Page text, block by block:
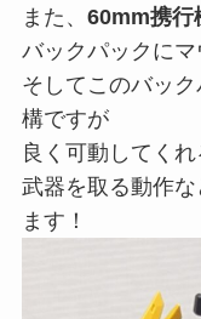
また、 60mm携行
バックパックにマ
そしてこのバッ
構ですが
良く可動してくれ
武器を取る動作
ます！